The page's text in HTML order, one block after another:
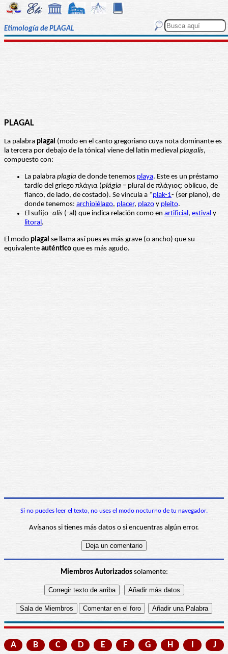
Etimología de PLAGAL
PLAGAL
La palabra plagal (modo en el canto gregoriano cuya nota dominante es
la tercera por debajo de la tónica) viene del latín medieval plagalis,
compuesto con:
La palabra plagia de donde tenemos playa. Este es un préstamo
tardío del griego πλάγια (plágia = plural de πλάγιος: oblicuo, de
flanco, de lado, de costado). Se vincula a *plak-1- (ser plano), de
donde tenemos: archipiélago, placer, plazo y pleito.
El sufijo -alis (-al) que indica relación como en artificial, estival y
litoral.
El modo plagal se llama así pues es más grave (o ancho) que su
equivalente auténtico que es más agudo.
Si no puedes leer el texto, no uses el modo nocturno de tu navegador.
Avísanos si tienes más datos o si encuentras algún error.
Miembros Autorizadossolamente:
A B C D E F G H I
J